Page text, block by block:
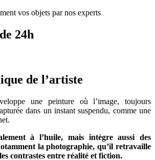
vos objets par nos experts
24h
de l’artiste
une peinture où l’image, toujours
dans un instant suspendu, comme une
à l’huile, mais intègre aussi des
la photographie, qu’il retravaille
contrastes entre réalité et fiction.